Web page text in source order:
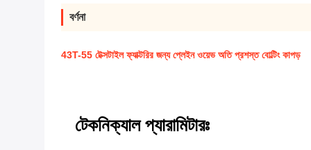
বর্ণনা
43T-55 টেক্সটাইল ফ্যাক্টরির জন্য প্লেইন ওয়েভ অতি প্রশস্ত বোল্টিং কাপড়
টেকনিক্যাল প্যারামিটারঃ